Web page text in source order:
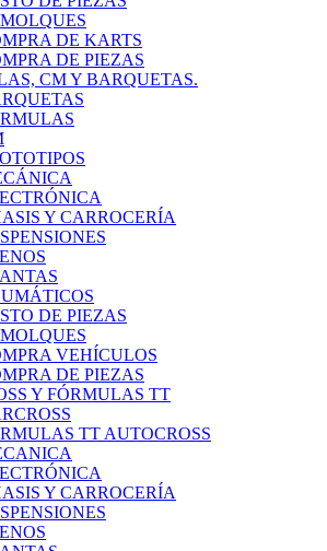
DE KARTS
DE PIEZAS
CM Y BARQUETAS.
Y CARROCERÍA
DE PIEZAS
VEHÍCULOS
DE PIEZAS
Y FÓRMULAS TT
TT AUTOCROSS
Y CARROCERÍA